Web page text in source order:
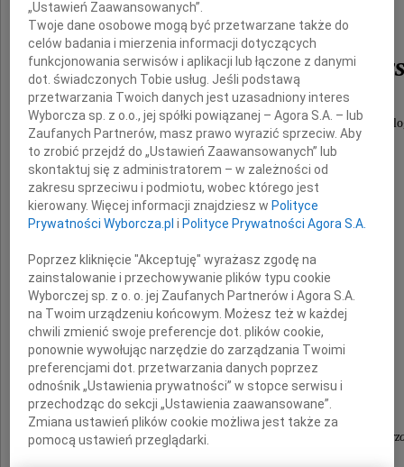
prof. dr hab. n. med.
Barbary Juszczyk-
wieloletniego Kierownika Zakładu Chirurgii
Warszawskiego Uniwersytetu Medycznego.
Rodzinie
oraz
Pracownikom
Zakładu Chirurgii Stomatologicznej
wyrazy serdecznego współczucia
składa
zespół Kliniki Chirurgii Czaszkowo-Szczękowo-
„Ustawień Zaawansowanych”.
Twoje dane osobowe mogą być przetwarzane także do
celów badania i mierzenia informacji dotyczących
funkcjonowania serwisów i aplikacji lub łączone z danymi
dot. świadczonych Tobie usług. Jeśli podstawą
przetwarzania Twoich danych jest uzasadniony interes
Wyborcza sp. z o.o., jej spółki powiązanej – Agora S.A. – lub
Zaufanych Partnerów, masz prawo wyrazić sprzeciw. Aby
to zrobić przejdź do „Ustawień Zaawansowanych” lub
skontaktuj się z administratorem – w zależności od
zakresu sprzeciwu i podmiotu, wobec którego jest
kierowany. Więcej informacji znajdziesz w Polityce
Prywatności Wyborcza.pl i Polityce Prywatności Agora S.A.
Poprzez kliknięcie "Akceptuję" wyrażasz zgodę na
zainstalowanie i przechowywanie plików typu cookie
Wyborczej sp. z o. o. jej Zaufanych Partnerów i Agora S.A.
na Twoim urządzeniu końcowym. Możesz też w każdej
chwili zmienić swoje preferencje dot. plików cookie,
ponownie wywołując narzędzie do zarządzania Twoimi
preferencjami dot. przetwarzania danych poprzez
odnośnik „Ustawienia prywatności” w stopce serwisu i
przechodząc do sekcji „Ustawienia zaawansowane”.
Zmiana ustawień plików cookie możliwa jest także za
pomocą ustawień przeglądarki.